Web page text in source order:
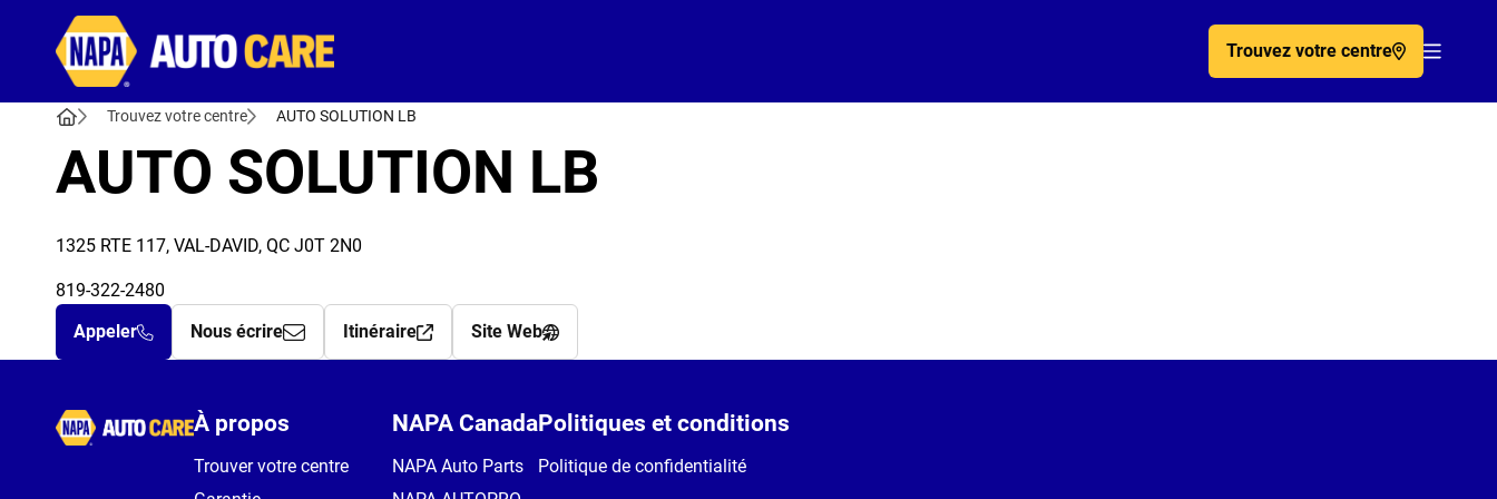
Trouvez votre centre
Trouvez votre centre AUTO SOLUTION LB
AUTO SOLUTION LB
1325 RTE 117, VAL-DAVID, QC J0T 2N0
819-322-2480
Appeler
Nous écrire Itinéraire Site Web
Autocare
À propos
Trouver votre centre
NAPA Canada
NAPA Auto Parts
Politiques et conditions
Politique de confidentialité